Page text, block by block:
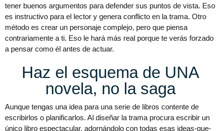
tener buenos argumentos para defender sus puntos de vista. Eso
es instructivo para el lector y genera conflicto en la trama. Otro
método es crear un personaje complejo, pero que piensa
contrariamente a ti. Eso le hará más real porque te verás forzado
a pensar como él antes de actuar.
Haz el esquema de UNA
novela, no la saga
Aunque tengas una idea para una serie de libros contente de
escribirlos o planificarlos. Al diseñar la trama procura escribir un
único libro espectacular, adornándolo con todas esas ideas-que-